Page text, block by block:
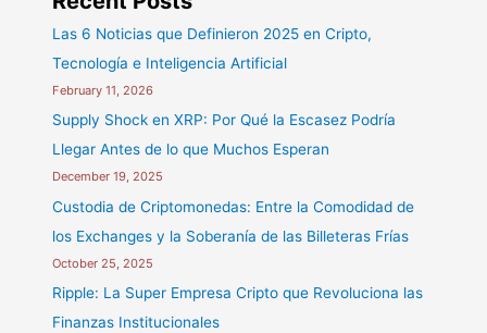
Las 6 Noticias que Definieron 2025 en Cripto,
Tecnología e Inteligencia Artificial
February 11, 2026
Supply Shock en XRP: Por Qué la Escasez Podría
Llegar Antes de lo que Muchos Esperan
December 19, 2025
Custodia de Criptomonedas: Entre la Comodidad de
los Exchanges y la Soberanía de las Billeteras Frías
October 25, 2025
Ripple: La Super Empresa Cripto que Revoluciona las
Finanzas Institucionales